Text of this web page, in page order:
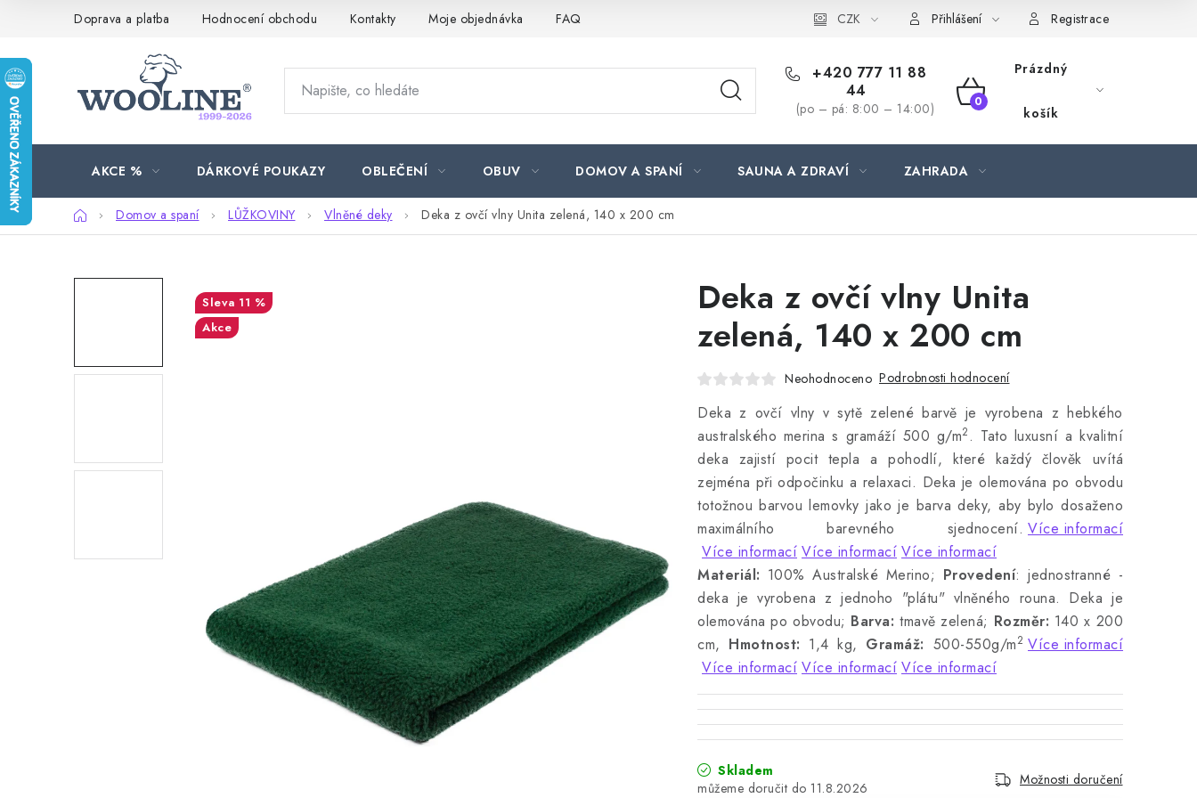
Doprava a platba Hodnocení obchodu Kontakty Moje objednávka FAQ CZK Přihlášení Registrace
+420 777 11 88
44
(po – pá: 8:00 – 14:00)
NÁKUPNÍ
Prázdný
košík
AKCE % DÁRKOVÉ POUKAZY OBLEČENÍ OBUV DOMOV A SPANÍ SAUNA A ZDRAVÍ ZAHRADA
DomůDomov a spaní LŮŽKOVINY Vlněné deky Deka z ovčí vlny Unita zelená, 140 x 200 cm
Deka z ovčí vlny Unita
zelená, 140 x 200 cm
Neohodnoceno Podrobnosti hodnocení
Deka z ovčí vlny v sytě zelené barvě je vyrobena z hebkého
australského merina s gramáží 500 g/m2 . Tato luxusní a kvalitní
deka zajistí pocit tepla a pohodlí, které každý člověk uvítá
zejména při odpočinku a relaxaci. Deka je olemována po obvodu
totožnou barvou lemovky jako je barva deky, aby bylo dosaženo
maximálního barevného sjednocení. Více informací
Více informací Více informací Více informací
Materiál: 100% Australské Merino; Provedení: jednostranné -
deka je vyrobena z jednoho "plátu" vlněného rouna. Deka je
olemována po obvodu; Barva: tmavě zelená; Rozměr: 140 x 200
cm, Hmotnost: 1,4 kg, Gramáž: 500-550g/m2 Více informací
Více informací Více informací Více informací
Skladem
11.8.2026
Možnosti doručení
11 %
Akce